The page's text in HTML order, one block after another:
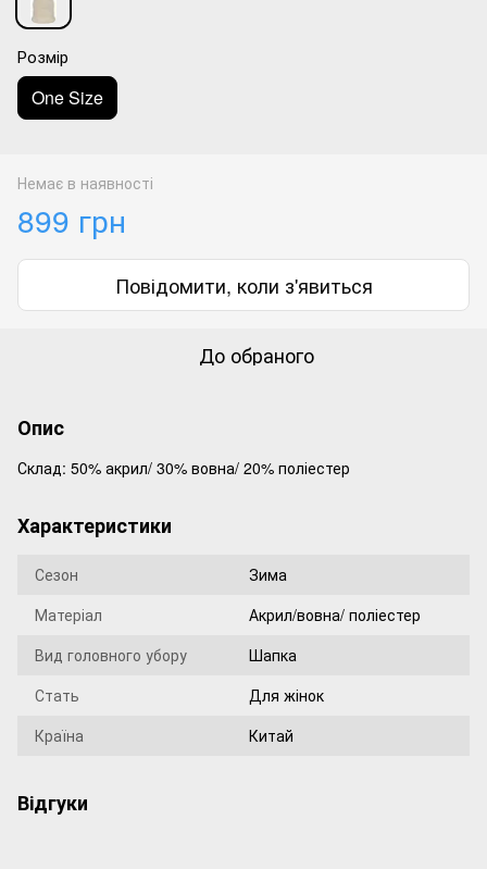
Розмір
One Size
Немає в наявності
899 грн
Повідомити, коли з'явиться
До обраного
Опис
Склад: 50% акрил/ 30% вовна/ 20% поліестер
Характеристики
Сезон
Зима
Матеріал
Акрил/вовна/ поліестер
Вид головного убору
Шапка
Стать
Для жінок
Країна
Китай
Відгуки